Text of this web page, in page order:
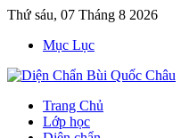
Thứ sáu, 07 Tháng 8 2026
Mục Lục
Trang Chủ
Lớp học